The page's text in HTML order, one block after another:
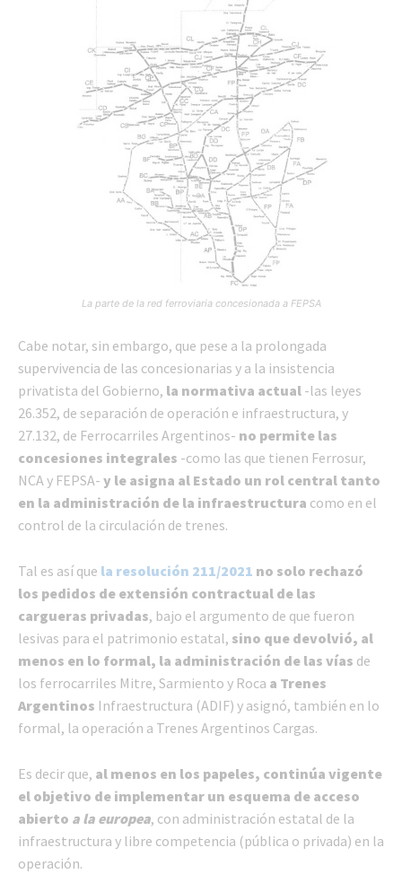
La parte de la red ferroviaria concesionada a FEPSA
Cabe notar, sin embargo, que pese a la prolongada
supervivencia de las concesionarias y a la insistencia
privatista del Gobierno, la normativa actual -las leyes
26.352, de separación de operación e infraestructura, y
27.132, de Ferrocarriles Argentinos- no permite las
concesiones integrales -como las que tienen Ferrosur,
NCA y FEPSA- y le asigna al Estado un rol central tanto
en la administración de la infraestructura como en el
control de la circulación de trenes.
Tal es así que la resolución 211/2021 no solo rechazó
los pedidos de extensión contractual de las
cargueras privadas, bajo el argumento de que fueron
lesivas para el patrimonio estatal, sino que devolvió, al
menos en lo formal, la administración de las vías de
los ferrocarriles Mitre, Sarmiento y Roca a Trenes
Argentinos Infraestructura (ADIF) y asignó, también en lo
formal, la operación a Trenes Argentinos Cargas.
Es decir que, al menos en los papeles, continúa vigente
el objetivo de implementar un esquema de acceso
abierto a la europea, con administración estatal de la
infraestructura y libre competencia (pública o privada) en la
operación.